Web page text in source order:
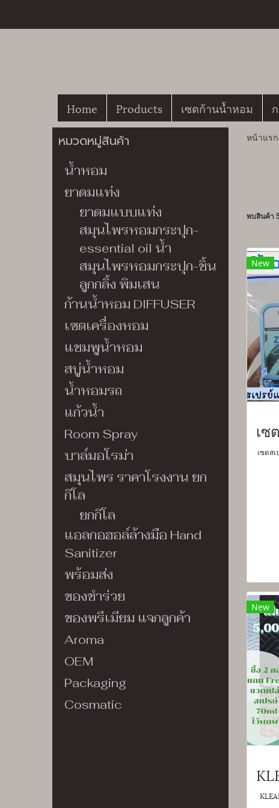
Home Products เซตก้านน้ำหอม
หน้าแรก
พบสินค้า
New
เซตส
New
หมวดหมู่สินค้า
น้ำหอม
ยาดมแท่ง
ยาดมแบบแท่ง
สมุนไพรหอมกระปุก-
essential oil น้ำ
สมุนไพรหอมกระปุก-ชิ้น
ลูกกลิ้ง พิมเสน
ก้านน้ำหอม DIFFUSER
เซตเครื่องหอม
แชมพูน้ำหอม
สบู่น้ำหอม
น้ำหอมรถ
แก้วน้ำ
Room Spray
บาล์มอโรม่า
สมุนไพร ราคาโรงงาน ยก
กิโล
ยกกิโล
แอลกอฮอล์ล้างมือ Hand
Sanitizer
พร้อมส่ง
ของชำร่วย
ของพรีเมียม แจกลูกค้า
Aroma
OEM
Packaging
Cosmatic